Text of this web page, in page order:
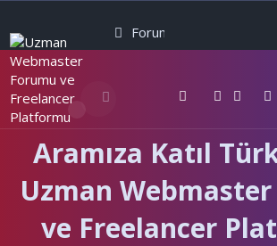
Forumlar
Aramıza Katıl
Uzman
ve Freelancer